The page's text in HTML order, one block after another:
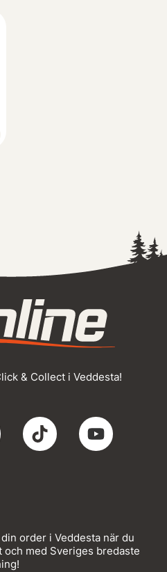
& Collect i Veddesta!
order i Veddesta när du
och med Sveriges bredaste